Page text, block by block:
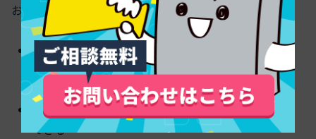
おりです。
給与明細（直近2〜3か月）
：会社名・氏名・支給日
が明確
雇用契約書や内定通知：雇用形態と在職期間が確認
できる